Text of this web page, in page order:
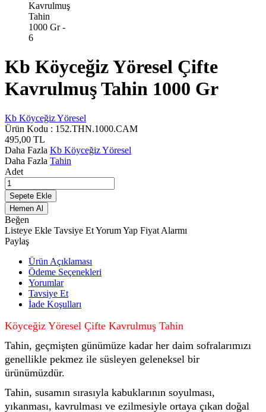
Kb Köyceğiz Yöresel Çifte
Kavrulmuş Tahin 1000 Gr
Kb Köyceğiz Yöresel
Ürün Kodu : 152.THN.1000.CAM
495,00 TL
Daha Fazla Kb Köyceğiz Yöresel
Daha Fazla Tahin
Adet
Sepete Ekle
Hemen Al
Beğen
Listeye Ekle Tavsiye EtYorum Yap Fiyat Alarmı
Paylaş
Ürün Açıklaması
Ödeme Seçenekleri
Yorumlar
Tavsiye Et
İade Koşulları
Köyceğiz Yöresel Çifte Kavrulmuş Tahin
Tahin, geçmişten günümüze kadar her daim sofralarımızı
genellikle pekmez ile süsleyen geleneksel bir
ürünümüzdür.
Tahin, susamın sırasıyla kabuklarının soyulması,
yıkanması, kavrulması ve ezilmesiyle ortaya çıkan doğal